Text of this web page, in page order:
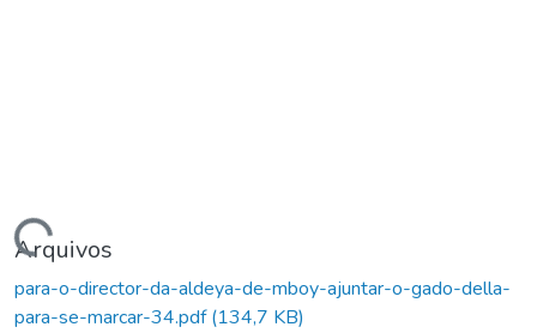
Carregando...
Arquivos
para-o-director-da-aldeya-de-mboy-ajuntar-o-gado-della-
para-se-marcar-34.pdf(134,7 KB)